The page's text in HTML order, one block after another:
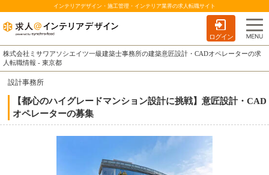
インテリアデザイン・施工管理・インテリア業界の求人転職サイト
ログイン
株式会社ミサワアソシエイツ一級建築士事務所の建築意匠設計・CADオペレーターの求
人転職情報 - 東京都
設計事務所
【都心のハイグレードマンション設計に挑戦】意匠設計・CAD
オペレーターの募集